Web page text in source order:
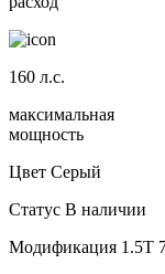
160 л.с.
максимальная
мощность
Цвет Серый
Статус В наличии
Модификация 1.5T